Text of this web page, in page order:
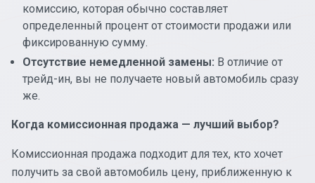
комиссию, которая обычно составляет
определенный процент от стоимости продажи или
фиксированную сумму.
Отсутствие немедленной замены: В отличие от
трейд-ин, вы не получаете новый автомобиль сразу
же.
Когда комиссионная продажа — лучший выбор?
Комиссионная продажа подходит для тех, кто хочет
получить за свой автомобиль цену, приближенную к